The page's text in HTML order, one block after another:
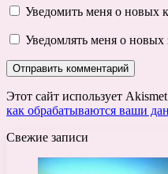
Уведомить меня о новых
Уведомлять меня о новых
Этот сайт использует
как обрабатываются ваши
Свежие записи